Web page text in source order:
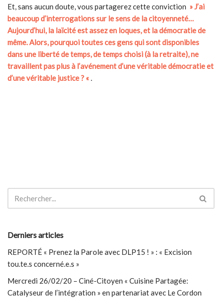
Et, sans aucun doute, vous partagerez cette conviction » J’ai
beaucoup d’interrogations sur le sens de la citoyenneté…
Aujourd’hui, la laïcité est assez en loques, et la démocratie de
même. Alors, pourquoi toutes ces gens qui sont disponibles
dans une liberté de temps, de temps choisi (à la retraite), ne
travaillent pas plus à l’avénement d’une véritable démocratie et
d’une véritable justice ? « .
Derniers articles
REPORTÉ « Prenez la Parole avec DLP15 ! » : « Excision
tou.te.s concerné.e.s »
Mercredi 26/02/20 – Ciné-Citoyen « Cuisine Partagée:
Catalyseur de l’intégration » en partenariat avec Le Cordon